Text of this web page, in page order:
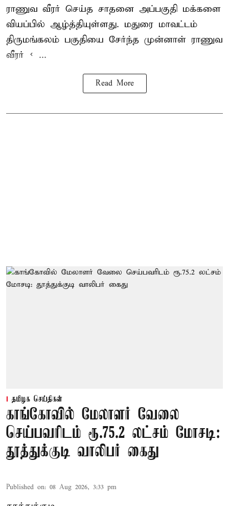
ராணுவ வீரர் செய்த சாதனை அப்பகுதி மக்களை
வியப்பில் ஆழ்த்தியுள்ளது. மதுரை மாவட்டம்
திருமங்கலம் பகுதியை சேர்ந்த முன்னாள் ராணுவ
வீரர் < ...
Read More
தமிழக செய்திகள்
காங்கோவில் மேலாளர் வேலை
செய்பவரிடம் ரூ.75.2 லட்சம் மோசடி:
தூத்துக்குடி வாலிபர் கைது
Published on: 08 Aug 2026, 3:33 pm